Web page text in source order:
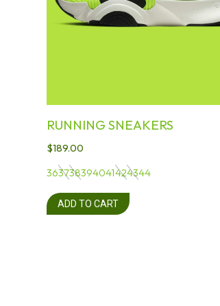
RUNNING SNEAKERS
$189.00
363738394041424344
ADD TO CART